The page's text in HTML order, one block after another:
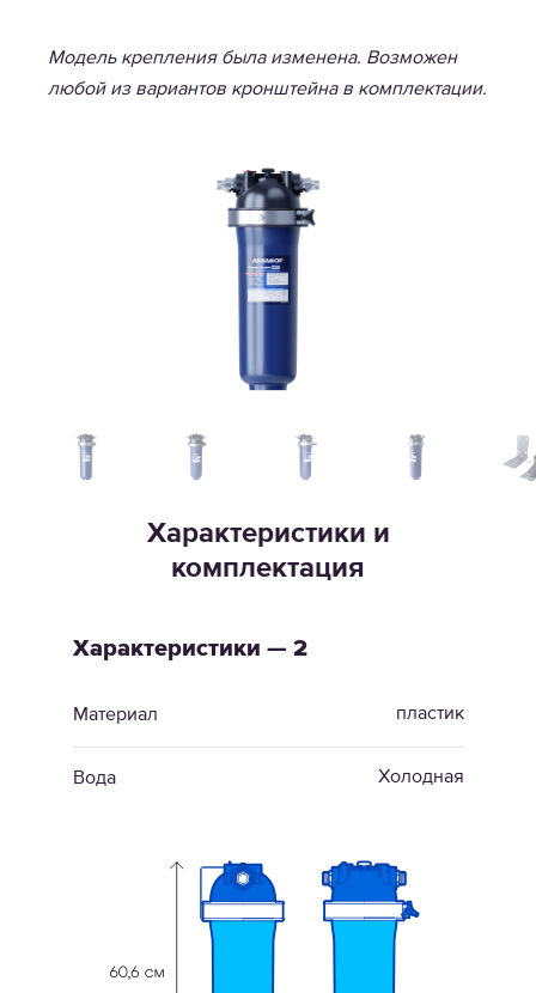
Модель крепления была изменена. Возможен
любой из вариантов кронштейна в комплектации.
Характеристики и
комплектация
Характеристики — 2
Материал пластик
Вода Холодная